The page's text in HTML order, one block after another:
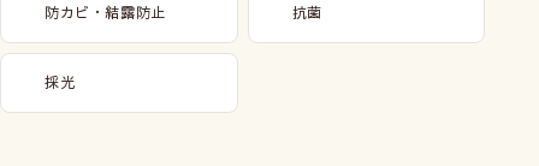
防カビ・結露防止 抗菌
採光